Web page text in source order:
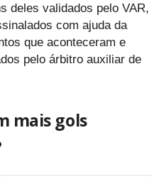
deles validados pelo VAR,
com ajuda da
que aconteceram e
pelo árbitro auxiliar de
mais gols